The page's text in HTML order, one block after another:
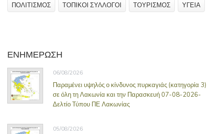
ΠΟΛΙΤΙΣΜΟΣ ΤΟΠΙΚΟΙ ΣΥΛΛΟΓΟΙ ΤΟΥΡΙΣΜΟΣ ΥΓΕΙΑ
ΕΝΗΜΕΡΩΣΗ
06/08/2026
Παραμένει υψηλός ο κίνδυνος πυρκαγιάς (κατηγορία 3)
σε όλη τη Λακωνία και την Παρασκευή 07-08-2026-
Δελτίο Τύπου ΠΕ Λακωνίας
05/08/2026